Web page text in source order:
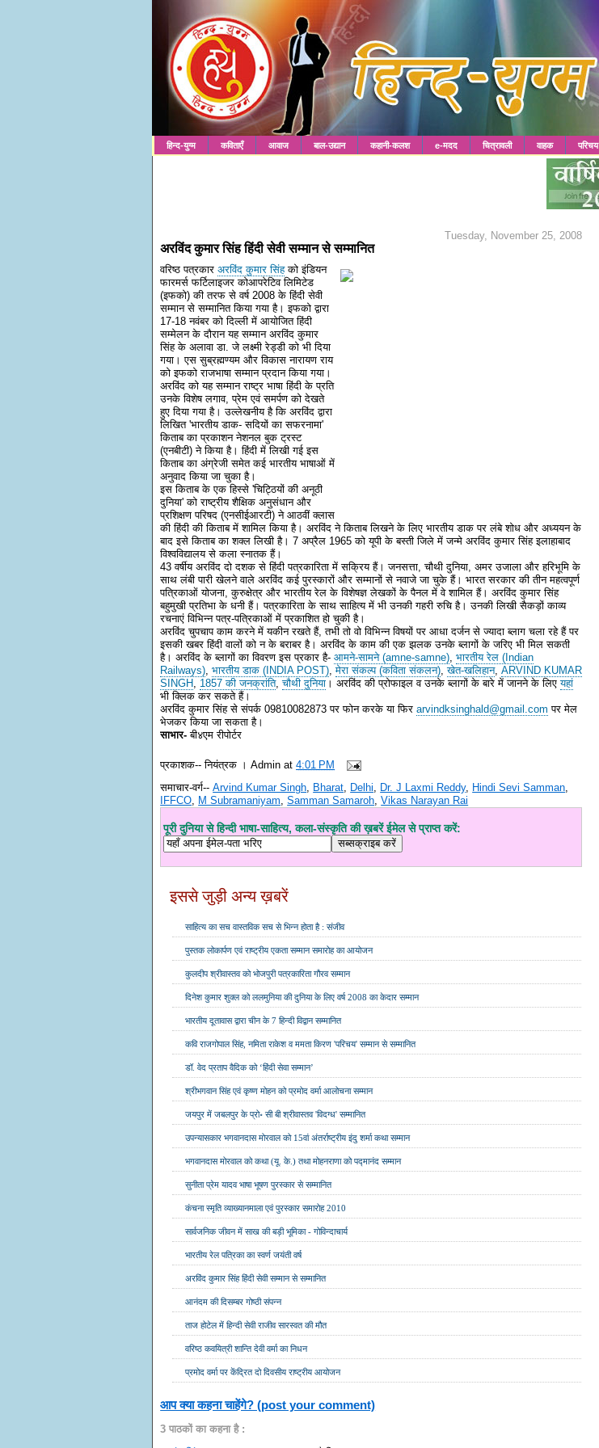
हिन्द-युग्म कविताएँ आवाज बाल-उद्यान कहानी-कलश e-मदद चित्रावली वाहक परिचय
Tuesday, November 25, 2008
अरविंद कुमार सिंह हिंदी सेवी सम्मान से सम्मानित
वरिष्ठ पत्रकारअरविंद कुमार सिंहको इंडियन
फारमर्स फर्टिलाइजर कोआपरेटिव लिमिटेड
(इफको) की तरफ से वर्ष 2008 के हिंदी सेवी
सम्मान से सम्मानित किया गया है। इफको द्वारा
17-18 नवंबर को दिल्ली में आयोजित हिंदी
सम्मेलन के दौरान यह सम्मान अरविंद कुमार
सिंह के अलावा डा. जे लक्ष्मी रेड्डी को भी दिया
गया। एस सुब्रह्मण्यम और विकास नारायण राय
को इफको राजभाषा सम्मान प्रदान किया गया।
अरविंद को यह सम्मान राष्ट्र भाषा हिंदी के प्रति
उनके विशेष लगाव, प्रेम एवं समर्पण को देखते
हुए दिया गया है। उल्लेखनीय है कि अरविंद द्वारा
लिखित 'भारतीय डाक- सदियों का सफरनामा'
किताब का प्रकाशन नेशनल बुक ट्रस्ट
(एनबीटी) ने किया है। हिंदी में लिखी गई इस
किताब का अंग्रेजी समेत कई भारतीय भाषाओं में
अनुवाद किया जा चुका है।
इस किताब के एक हिस्से 'चिट्ठियों की अनूठी
दुनिया' को राष्ट्रीय शैक्षिक अनुसंधान और
प्रशिक्षण परिषद (एनसीईआरटी) ने आठवीं क्लास
की हिंदी की किताब में शामिल किया है। अरविंद ने किताब लिखने के लिए भारतीय डाक पर लंबे शोध और अध्ययन के
बाद इसे किताब का शक्ल लिखी है। 7 अप्रैल 1965 को यूपी के बस्ती जिले में जन्मे अरविंद कुमार सिंह इलाहाबाद
विश्वविद्यालय से कला स्नातक हैं।
43 वर्षीय अरविंद दो दशक से हिंदी पत्रकारिता में सक्रिय हैं। जनसत्ता, चौथी दुनिया, अमर उजाला और हरिभूमि के
साथ लंबी पारी खेलने वाले अरविंद कई पुरस्कारों और सम्मानों से नवाजे जा चुके हैं। भारत सरकार की तीन महत्वपूर्ण
पत्रिकाओं योजना, कुरुक्षेत्र और भारतीय रेल के विशेषज्ञ लेखकों के पैनल में वे शामिल हैं। अरविंद कुमार सिंह
बहुमुखी प्रतिभा के धनी हैं। पत्रकारिता के साथ साहित्य में भी उनकी गहरी रुचि है। उनकी लिखी सैकड़ों काव्य
रचनाएं विभिन्न पत्र-पत्रिकाओं में प्रकाशित हो चुकी है।
अरविंद चुपचाप काम करने में यकीन रखते हैं, तभी तो वो विभिन्न विषयों पर आधा दर्जन से ज्यादा ब्लाग चला रहे हैं पर
इसकी खबर हिंदी वालों को न के बराबर है। अरविंद के काम की एक झलक उनके ब्लागों के जरिए भी मिल सकती
है। अरविंद के ब्लागों का विवरण इस प्रकार है-आमने-सामने (amne-samne) ,भारतीय रेल (Indian
Railways) ,भारतीय डाक (INDIA POST) ,मेरा संकल्प (कविता संकलन) ,खेत-खलिहान,ARVIND KUMAR
SINGH 1857 की जनक्रांति,चौथी दुनिया । अरविंद की प्रोफाइल व उनके ब्लागों के बारे में जानने के लिएयहां
भी क्लिक कर सकते हैं।
अरविंद कुमार सिंह से संपर्क 09810082873 पर फोन करके या फिरarvindksinghald@gmail.com पर मेल
भेजकर किया जा सकता है।
साभार- बी४एम रीपोर्टर
प्रकाशक--नियंत्रक । Admin at4:01 PM
समाचार-वर्ग--Arvind Kumar Singh, Bharat, Delhi, Dr. J Laxmi Reddy, Hindi Sevi Samman,
IFFCO, M Subramaniyam,Samman Samaroh,Vikas Narayan Rai
पूरी दुनिया से हिन्दी भाषा-साहित्य, कला-संस्कृति की ख़बरें ईमेल से प्राप्त करें:
इससे जुड़ी अन्य ख़बरें
साहित्य का सच वास्तविक सच से भिन्न होता है : संजीव
पुस्तक लोकार्पण एवं राष्ट्रीय एकता सम्मान समारोह का आयोजन
कुलदीप श्रीवास्तव को भोजपुरी पत्रकारिता गौरव सम्मान
दिनेश कुमार शुक्ल को ललमुनिया की दुनिया के लिए वर्ष 2008 का केदार सम्मान
भारतीय दूतावास द्वारा चीन के 7 हिन्दी विद्वान सम्मानित
कवि राजगोपाल सिंह, नमिता राकेश व ममता किरण 'परिचय' सम्मान से सम्मानित
डॉ. वेद प्रताप वैदिक को ‘हिंदी सेवा सम्मान’
श्रीभगवान सिंह एवं कृष्ण मोहन को प्रमोद वर्मा आलोचना सम्मान
जयपुर में जबलपुर के प्रो॰ सी बी श्रीवास्तव 'विदग्ध' सम्मानित
उपन्यासकार भगवानदास मोरवाल को 15वां अंतर्राष्ट्रीय इंदु शर्मा कथा सम्मान
भगवानदास मोरवाल को कथा (यू. के.) तथा मोहनराणा को पद्मानंद सम्मान
सुनीता प्रेम यादव भाषा भूषण पुरस्कार से सम्मानित
कंचना स्मृति व्याख्यानमाला एवं पुरस्कार समारोह 2010
सार्वजनिक जीवन में साख की बड़ी भूमिका - गोविन्दाचार्य
भारतीय रेल पत्रिका का स्वर्ण जयंती वर्ष
अरविंद कुमार सिंह हिंदी सेवी सम्मान से सम्मानित
आनंदम की दिसम्बर गोष्ठी संपन्न
ताज होटेल में हिन्दी सेवी राजीव सारस्वत की मौत
वरिष्ठ कवयित्री शान्ति देवी वर्मा का निधन
प्रमोद वर्मा पर केंद्रित दो दिवसीय राष्ट्रीय आयोजन
आप क्या कहना चाहेंगे? (post your comment)
3 पाठकों का कहना है :